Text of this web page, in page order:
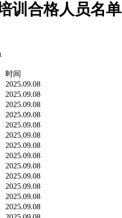
训合格人员名单
时间
2025.09.08
2025.09.08
2025.09.08
2025.09.08
2025.09.08
2025.09.08
2025.09.08
2025.09.08
2025.09.08
2025.09.08
2025.09.08
2025.09.08
2025.09.08